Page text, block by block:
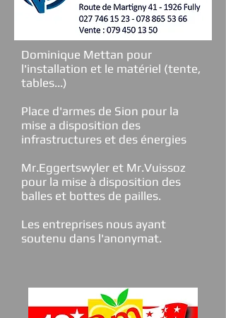
Dominique Mettan pour
l'installation et le matériel (tente,
tables...)
Place d'armes de Sion pour la
mise a disposition des
infrastructures et des énergies
Mr.Eggertswyler et Mr.Vuissoz
pour la mise à disposition des
balles et bottes de pailles.
Les entreprises nous ayant
soutenu dans l'anonymat.